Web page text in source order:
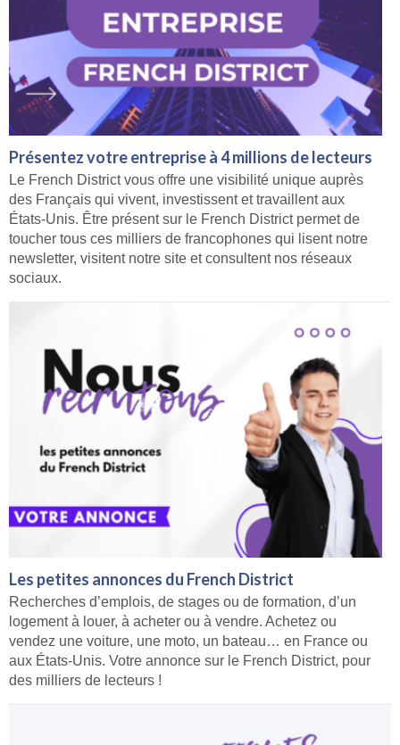
Présentez votre entreprise à 4 millions de lecteurs
Le French District vous offre une visibilité unique auprès
des Français qui vivent, investissent et travaillent aux
États-Unis. Être présent sur le French District permet de
toucher tous ces milliers de francophones qui lisent notre
newsletter, visitent notre site et consultent nos réseaux
sociaux.
Les petites annonces du French District
Recherches d’emplois, de stages ou de formation, d’un
logement à louer, à acheter ou à vendre. Achetez ou
vendez une voiture, une moto, un bateau… en France ou
aux États-Unis. Votre annonce sur le French District, pour
des milliers de lecteurs !